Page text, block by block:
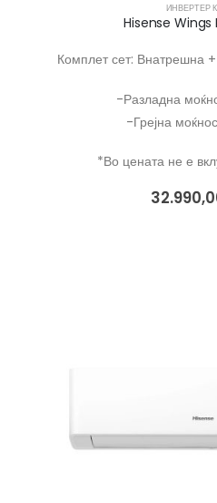
ИНВЕРТЕР
Hisense Wings
Комплет сет: Внатрешна
-Разладна
-Грејна
*Во цената не е